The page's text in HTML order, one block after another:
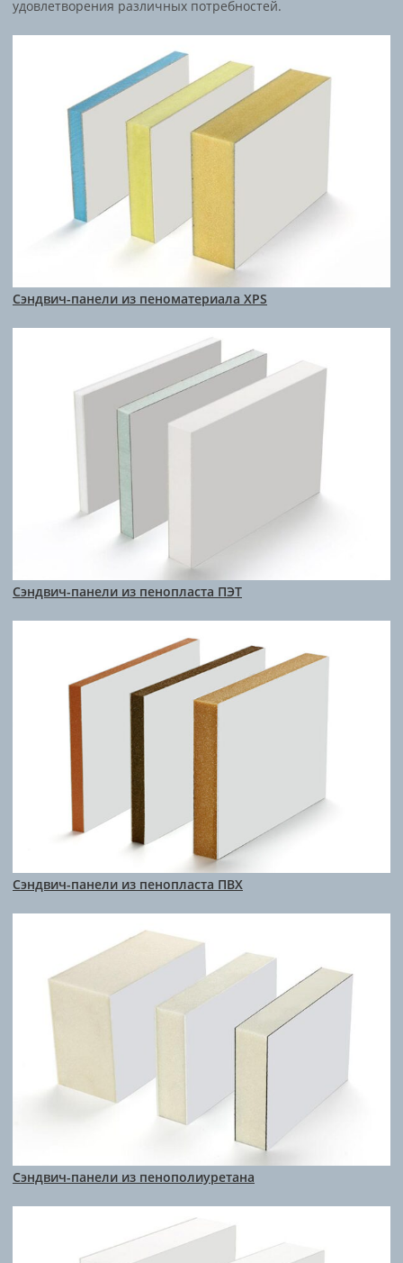
удовлетворения различных потребностей.
Сэндвич-панели из пеноматериала XPS
Сэндвич-панели из пенопласта ПЭТ
Сэндвич-панели из пенопласта ПВХ
Сэндвич-панели из пенополиуретана